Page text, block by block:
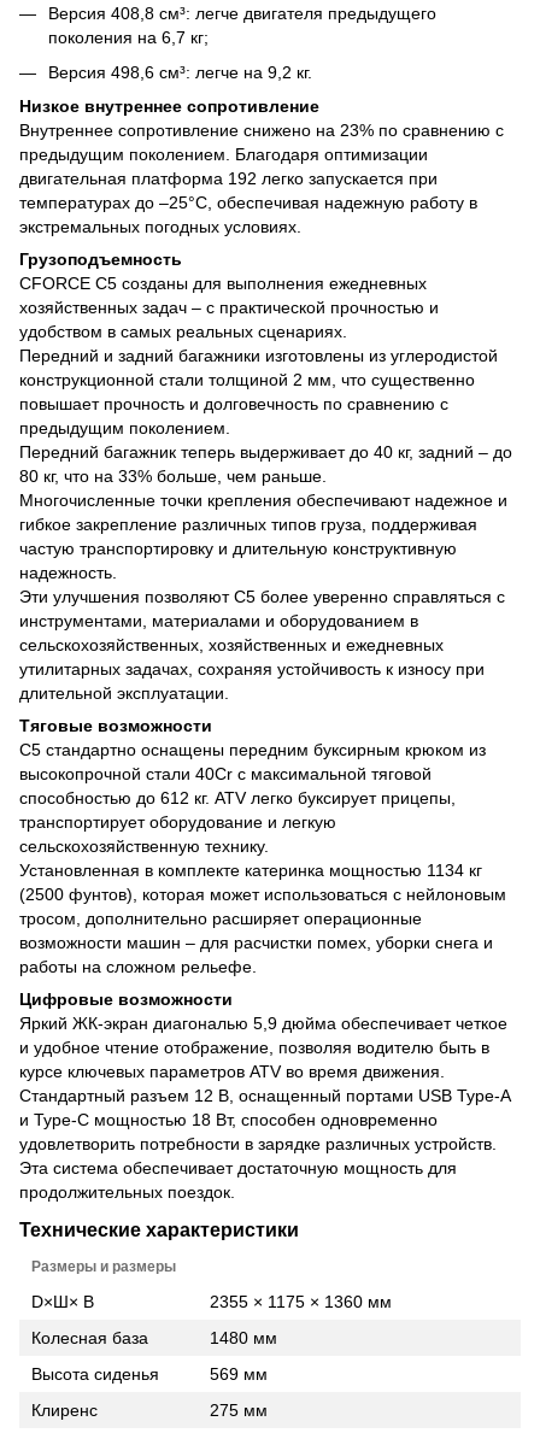
Версия 408,8 см³: легче двигателя предыдущего
поколения на 6,7 кг;
Версия 498,6 см³: легче на 9,2 кг.
Низкое внутреннее сопротивление
Внутреннее сопротивление снижено на 23% по сравнению с
предыдущим поколением. Благодаря оптимизации
двигательная платформа 192 легко запускается при
температурах до –25°C, обеспечивая надежную работу в
экстремальных погодных условиях.
Грузоподъемность
CFORCE C5 созданы для выполнения ежедневных
хозяйственных задач – с практической прочностью и
удобством в самых реальных сценариях.
Передний и задний багажники изготовлены из углеродистой
конструкционной стали толщиной 2 мм, что существенно
повышает прочность и долговечность по сравнению с
предыдущим поколением.
Передний багажник теперь выдерживает до 40 кг, задний – до
80 кг, что на 33% больше, чем раньше.
Многочисленные точки крепления обеспечивают надежное и
гибкое закрепление различных типов груза, поддерживая
частую транспортировку и длительную конструктивную
надежность.
Эти улучшения позволяют C5 более уверенно справляться с
инструментами, материалами и оборудованием в
сельскохозяйственных, хозяйственных и ежедневных
утилитарных задачах, сохраняя устойчивость к износу при
длительной эксплуатации.
Тяговые возможности
C5 стандартно оснащены передним буксирным крюком из
высокопрочной стали 40Cr с максимальной тяговой
способностью до 612 кг. ATV легко буксирует прицепы,
транспортирует оборудование и легкую
сельскохозяйственную технику.
Установленная в комплекте катеринка мощностью 1134 кг
(2500 фунтов), которая может использоваться с нейлоновым
тросом, дополнительно расширяет операционные
возможности машин – для расчистки помех, уборки снега и
работы на сложном рельефе.
Цифровые возможности
Яркий ЖК-экран диагональю 5,9 дюйма обеспечивает четкое
и удобное чтение отображение, позволяя водителю быть в
курсе ключевых параметров ATV во время движения.
Стандартный разъем 12 В, оснащенный портами USB Type-A
и Type-C мощностью 18 Вт, способен одновременно
удовлетворить потребности в зарядке различных устройств.
Эта система обеспечивает достаточную мощность для
продолжительных поездок.
Технические характеристики
Размеры и размеры
D×Ш× В
2355 × 1175 × 1360 мм
Колесная база
1480 мм
Высота сиденья
569 мм
Клиренс
275 мм